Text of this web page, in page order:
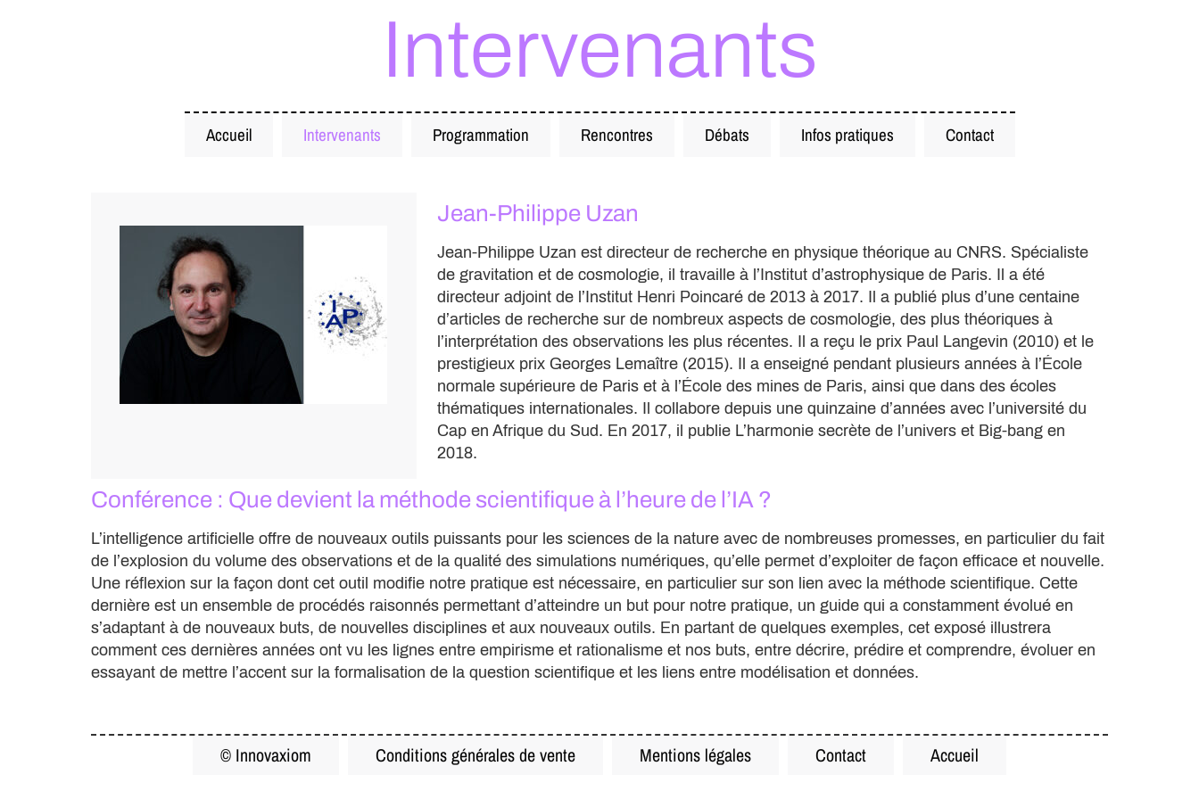
Intervenants
Accueil Intervenants Programmation Rencontres Débats Infos pratiques Contact
Jean-Philippe Uzan
Jean-Philippe Uzan est directeur de recherche en physique théorique au CNRS. Spécialiste
de gravitation et de cosmologie, il travaille à l’Institut d’astrophysique de Paris. Il a été
directeur adjoint de l’Institut Henri Poincaré de 2013 à 2017. Il a publié plus d’une centaine
d’articles de recherche sur de nombreux aspects de cosmologie, des plus théoriques à
l’interprétation des observations les plus récentes. Il a reçu le prix Paul Langevin (2010) et le
prestigieux prix Georges Lemaître (2015). Il a enseigné pendant plusieurs années à l’École
normale supérieure de Paris et à l’École des mines de Paris, ainsi que dans des écoles
thématiques internationales. Il collabore depuis une quinzaine d’années avec l’université du
Cap en Afrique du Sud. En 2017, il publie L’harmonie secrète de l’univers et Big-bang en
2018.
Conférence : Que devient la méthode scientifique à l’heure de l’IA ?
L’intelligence artificielle offre de nouveaux outils puissants pour les sciences de la nature avec de nombreuses promesses, en particulier du fait
de l’explosion du volume des observations et de la qualité des simulations numériques, qu’elle permet d’exploiter de façon efficace et nouvelle.
Une réflexion sur la façon dont cet outil modifie notre pratique est nécessaire, en particulier sur son lien avec la méthode scientifique. Cette
dernière est un ensemble de procédés raisonnés permettant d’atteindre un but pour notre pratique, un guide qui a constamment évolué en
s’adaptant à de nouveaux buts, de nouvelles disciplines et aux nouveaux outils. En partant de quelques exemples, cet exposé illustrera
comment ces dernières années ont vu les lignes entre empirisme et rationalisme et nos buts, entre décrire, prédire et comprendre, évoluer en
essayant de mettre l’accent sur la formalisation de la question scientifique et les liens entre modélisation et données.
© Innovaxiom Conditions générales de vente Mentions légales Contact Accueil